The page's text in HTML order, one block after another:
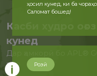
Касби худро оғоз
кунед
Дар ҳамкорӣ бо APL®
ҳоло
ҳосил кунед, ки ба
Саломат бошед!
Розӣ